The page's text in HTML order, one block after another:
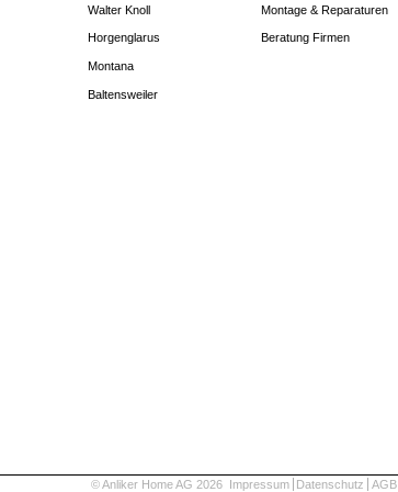
Walter Knoll
Horgenglarus
Montana
Baltensweiler
Montage & Reparaturen
Beratung Firmen
© Anliker Home AG 2026 Impressum Datenschutz AGB